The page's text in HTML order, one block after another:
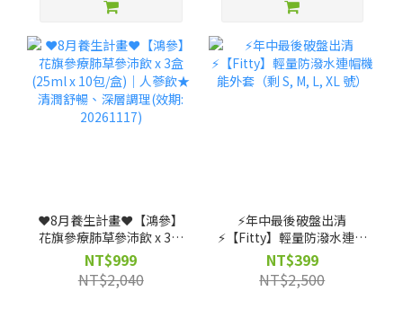
❤️8月養生計畫❤️【鴻參】
花旗參療肺草參沛飲 x 3盒
(25ml x 10包/盒)｜人蔘飲
★清潤舒暢、深層調理(效
期: 20261117)
NT$999
NT$2,040
⚡️年中最後破盤出清
⚡️【Fitty】輕量防潑水連帽
機能外套（剩 S, M, L, XL
號）
NT$399
NT$2,500